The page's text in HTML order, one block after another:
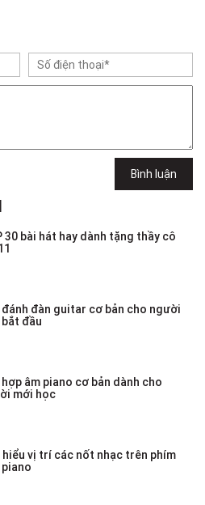
Bình luận
30 bài hát hay dành tặng thầy cô
đàn guitar cơ bản cho người
đầu
hợp âm piano cơ bản dành cho
mới học
hiểu vị trí các nốt nhạc trên phím